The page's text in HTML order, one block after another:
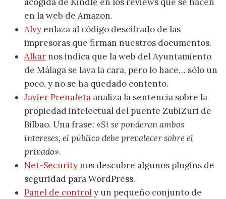
en la web de Amazon.
Alvy enlaza al código descifrado de las
impresoras que firman nuestros documentos.
Alkar nos indica que la web del Ayuntamiento
de Málaga se lava la cara, pero lo hace… sólo un
poco, y no se ha quedado contento.
Javier Prenafeta analiza la sentencia sobre la
propiedad intelectual del puente ZubiZuri de
Bilbao. Una frase:«Si se ponderan ambos
intereses, el público debe prevalecer sobre el
privado».
Net-Security nos descubre algunos plugins de
seguridad para WordPress.
Panel de controly un pequeño conjunto de